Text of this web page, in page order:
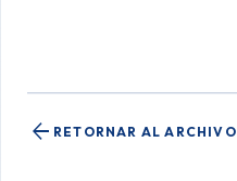
arrow_back RETORNAR AL ARCHIVO